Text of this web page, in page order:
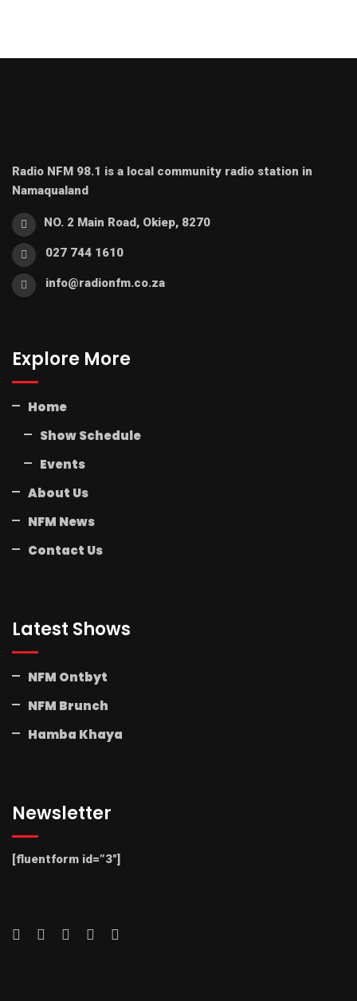
Radio NFM 98.1 is a local community radio station in
Namaqualand
NO. 2 Main Road, Okiep, 8270
027 744 1610
info@radionfm.co.za
Explore More
Home
Show Schedule
Events
About Us
NFM News
Contact Us
Latest Shows
NFM Ontbyt
NFM Brunch
Hamba Khaya
Newsletter
[fluentform id=”3″]